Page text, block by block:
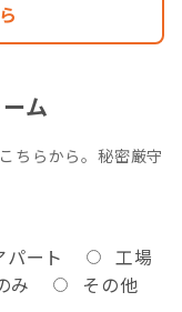
ム
ちらから。秘密厳守
パート
工場
み
その他